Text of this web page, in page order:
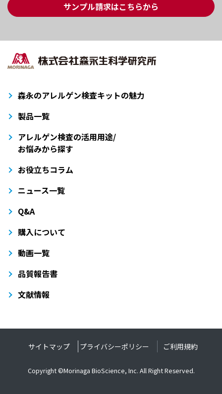
サンプル請求はこちらから
森永のアレルゲン検査キットの魅力
製品一覧
アレルゲン検査の活用用途/
お悩みから探す
お役立ちコラム
ニュース一覧
Q&A
購入について
動画一覧
品質報告書
文献情報
サイトマップ プライバシーポリシー ご利用規約
Copyright ©Morinaga BioScience, Inc. All Right Reserved.